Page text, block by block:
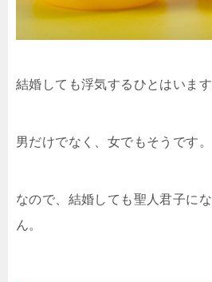
結婚しても浮気するひとはいます
男だけでなく、女でもそうです。
なので、結婚しても聖人君子に
ん。